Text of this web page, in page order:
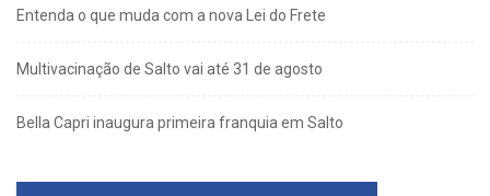
Entenda o que muda com a nova Lei do Frete
Multivacinação de Salto vai até 31 de agosto
Bella Capri inaugura primeira franquia em Salto